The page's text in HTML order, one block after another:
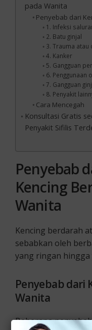
pada Wanita
Penyebab dari
1. Infeksi
2. Batu ginjal
3. Trauma atau
4. Kanker
5. Gangguan
6. Penggunaan
7. Gangguan
8. Penyakit
Cara Mencegah
Konsultasi Gratis
Penyakit Sifilis
Penyebab
Kencing
Wanita
Kencing berdarah
sebabkan oleh
yang ringan hingga
Penyebab dari
Wanita
Beberapa